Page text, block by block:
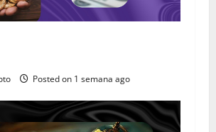
Posted on 1 semana ago